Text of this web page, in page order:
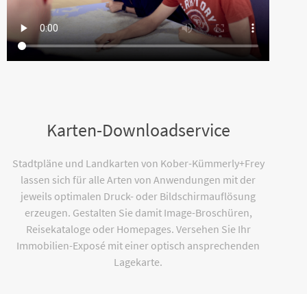
Karten-Downloadservice
Stadtpläne und Landkarten von Kober-Kümmerly+Frey
lassen sich für alle Arten von Anwendungen mit der
jeweils optimalen Druck- oder Bildschirmauflösung
erzeugen. Gestalten Sie damit Image-Broschüren,
Reisekataloge oder Homepages. Versehen Sie Ihr
Immobilien-Exposé mit einer optisch ansprechenden
Lagekarte.